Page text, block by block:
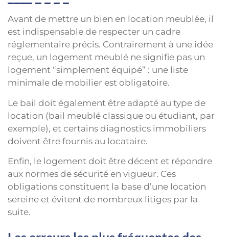
Avant de mettre un bien en location meublée, il
est indispensable de respecter un cadre
réglementaire précis. Contrairement à une idée
reçue, un logement meublé ne signifie pas un
logement “simplement équipé” : une liste
minimale de mobilier est obligatoire.
Le bail doit également être adapté au type de
location (bail meublé classique ou étudiant, par
exemple), et certains diagnostics immobiliers
doivent être fournis au locataire.
Enfin, le logement doit être décent et répondre
aux normes de sécurité en vigueur. Ces
obligations constituent la base d’une location
sereine et évitent de nombreux litiges par la
suite.